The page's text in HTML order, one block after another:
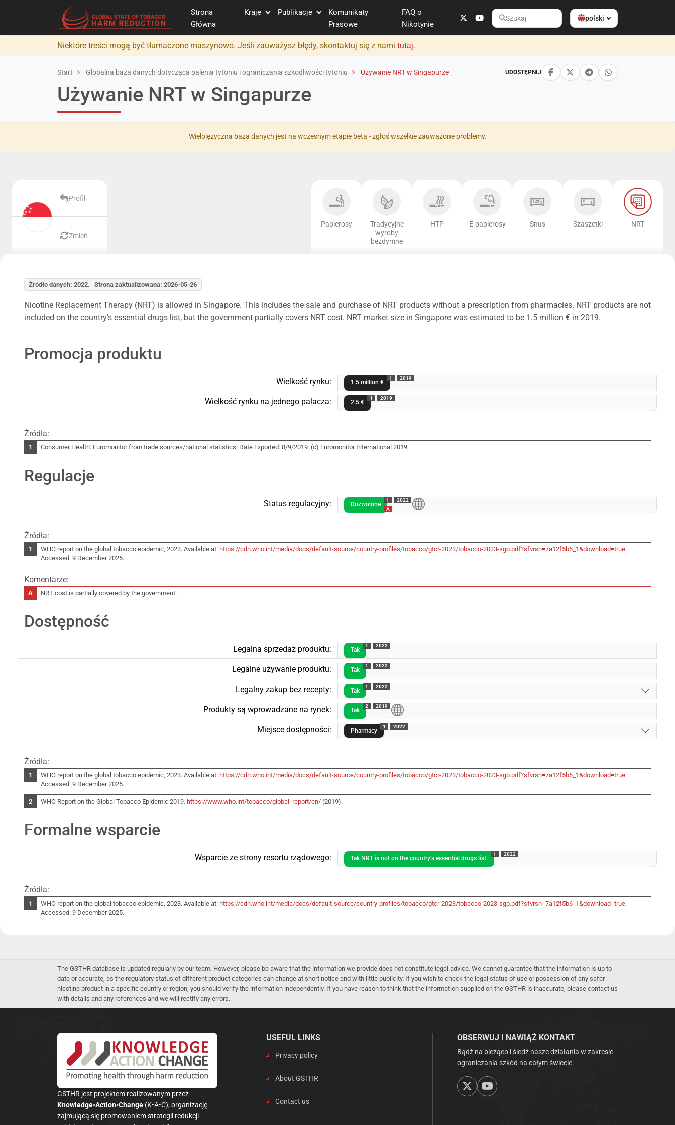
Strona
Główna
Kraje Publikacje
Komunikaty
Prasowe
FAQ o
Nikotynie
Szukaj
polski
Niektóre treści mogą być tłumaczone maszynowo. Jeśli zauważysz błędy, skontaktuj się z nami tutaj.
Start Globalna baza danych dotycząca palenia tytoniu i ograniczania szkodliwości tytoniu Używanie NRT w Singapurze UDOSTĘPNIJ
Używanie NRT w Singapurze
Wielojęzyczna baza danych jest na wczesnym etapie beta - zgłoś wszelkie zauważone problemy.
Profil
Zmień
Papierosy
Tradycyjne
wyroby
bezdymne
HTP E-papierosy Snus Szaszetki NRT
Źródło danych: 2022. Strona zaktualizowana: 2026-05-26
Nicotine Replacement Therapy (NRT) is allowed in Singapore. This includes the sale and purchase of NRT products without a prescription from pharmacies. NRT products are not
included on the country’s essential drugs list, but the government partially covers NRT cost. NRT market size in Singapore was estimated to be 1.5 million € in 2019.
Promocja produktu
Wielkość rynku: 1.5 million €
1 2019
Wielkość rynku na jednego palacza: 2.5 €
1 2019
Źródła:
Consumer Health: Euromonitor from trade sources/national statistics. Date Exported: 8/9/2019. (c) Euromonitor International 2019
Regulacje
Status regulacyjny: Dozwolone
1
A
2022
Źródła:
WHO report on the global tobacco epidemic, 2023. Available at: https://cdn.who.int/media/docs/default-source/country-profiles/tobacco/gtcr-2023/tobacco-2023-sgp.pdf?sfvrsn=7a12f5b6_1&download=true.
Accessed: 9 December 2025.
Komentarze:
NRT cost is partially covered by the government.
Dostępność
Legalna sprzedaż produktu: Tak
1 2022
Legalne używanie produktu: Tak
1 2022
Legalny zakup bez recepty: Tak
1 2022
Produkty są wprowadzane na rynek: Tak
2 2019
Miejsce dostępności: Pharmacy
1 2022
Źródła:
WHO report on the global tobacco epidemic, 2023. Available at: https://cdn.who.int/media/docs/default-source/country-profiles/tobacco/gtcr-2023/tobacco-2023-sgp.pdf?sfvrsn=7a12f5b6_1&download=true.
Accessed: 9 December 2025.
WHO Report on the Global Tobacco Epidemic 2019. https://www.who.int/tobacco/global_report/en/ (2019).
Formalne wsparcie
Wsparcie ze strony resortu rządowego: Tak NRT is not on the country's essential drugs list.
1 2022
Źródła:
WHO report on the global tobacco epidemic, 2023. Available at: https://cdn.who.int/media/docs/default-source/country-profiles/tobacco/gtcr-2023/tobacco-2023-sgp.pdf?sfvrsn=7a12f5b6_1&download=true.
Accessed: 9 December 2025.
The GSTHR database is updated regularly by our team. However, please be aware that the information we provide does not constitute legal advice. We cannot guarantee that the information is up to
date or accurate, as the regulatory status of different product categories can change at short notice and with little publicity. If you wish to check the legal status of use or possession of any safer
nicotine product in a specific country or region, you should verify the information independently. If you have reason to think that the information supplied on the GSTHR is inaccurate, please contact us
with details and any references and we will rectify any errors.
GSTHR jest projektem realizowanym przez
Knowledge•Action•Change (K•A•C), organizację
zajmującą się promowaniem strategii redukcji
USEFUL LINKS
Privacy policy
About GSTHR
Contact us
OBSERWUJ I NAWIĄŻ KONTAKT
Bądź na bieżąco i śledź nasze działania w zakresie
ograniczania szkód na całym świecie.